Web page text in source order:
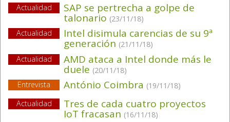
Actualidad
SAP se pertrecha a golpe de
talonario (23/11/18)
Actualidad
Intel disimula carencias de su 9ª
generación (21/11/18)
Actualidad
AMD ataca a Intel donde más le
duele (20/11/18)
Entrevista
António Coimbra (19/11/18)
Actualidad
Tres de cada cuatro proyectos
IoT fracasan (16/11/18)